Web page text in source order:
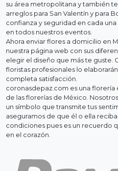
su área metropolitana y también
arreglos para San Valentín y para
confianza y seguridad en cada
en todos nuestros eventos.
Ahora enviar flores a domicilio en
nuestra página web con sus
elegir el diseño que más te guste.
floristas profesionales lo
completa satisfacción.
coronasdepaz.com es una
de las florerías de México.
un símbolo que transmite tus
aseguramos de que él o ella
condiciones pues es un recuerdo
en el corazón.